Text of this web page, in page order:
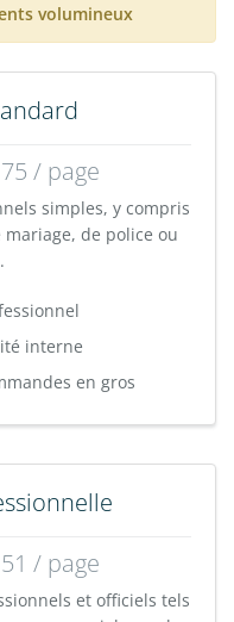
volumineux
/ page
simples, y compris
de police ou
interne
en gros
/ page
et officiels tels